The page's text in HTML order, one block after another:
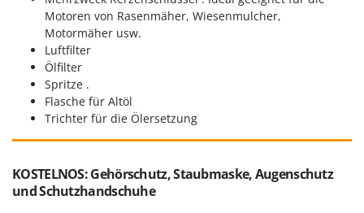
Motoren von Rasenmäher, Wiesenmulcher,
Motormäher usw.
Luftfilter
Ölfilter
Spritze .
Flasche für Altöl
Trichter für die Ölersetzung
KOSTELNOS: Gehörschutz, Staubmaske, Augenschutz
und Schutzhandschuhe